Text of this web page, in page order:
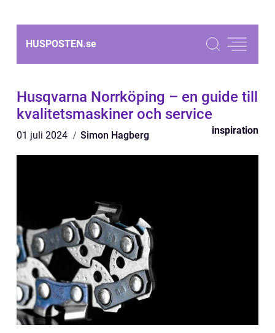
HUSPOSTEN.se
Husqvarna Norrköping – en guide till
kvalitetsmaskiner och service
01 juli 2024 Simon Hagberg inspiration